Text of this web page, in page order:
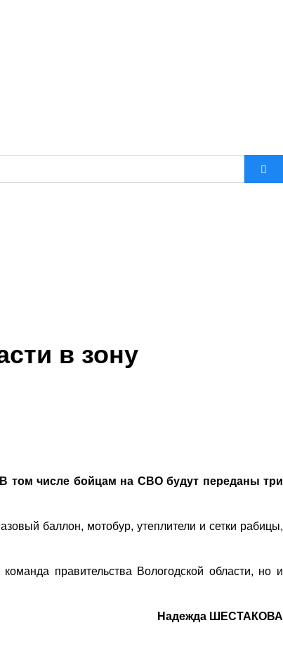
в зону
том числе бойцам на СВО будут переданы три
баллон, мотобур, утеплители и сетки рабицы,
правительства Вологодской области, но и
Надежда ШЕСТАКОВА